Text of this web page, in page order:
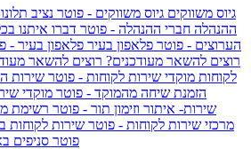
גיוס משווקים גיוס משווקים - פוטר נציב
ההנהלה חברי ההנהלה - פוטר דברו איתנו
הערוצים - פוטר פלאפון בעיר פלאפון בעיר -
רוצים להשאר מעודכנים? רוצים להשאר
לקוחות מוקדי שירות לקוחות - פוטר שירות
הזמנת שיחה מהמוקד - פוטר מוקדי
שירות- איתור וזימון תור - פוטר רשימת
מרכזי שירות לקוחות - פוטר שירות לקוחות
פוטר סניפים